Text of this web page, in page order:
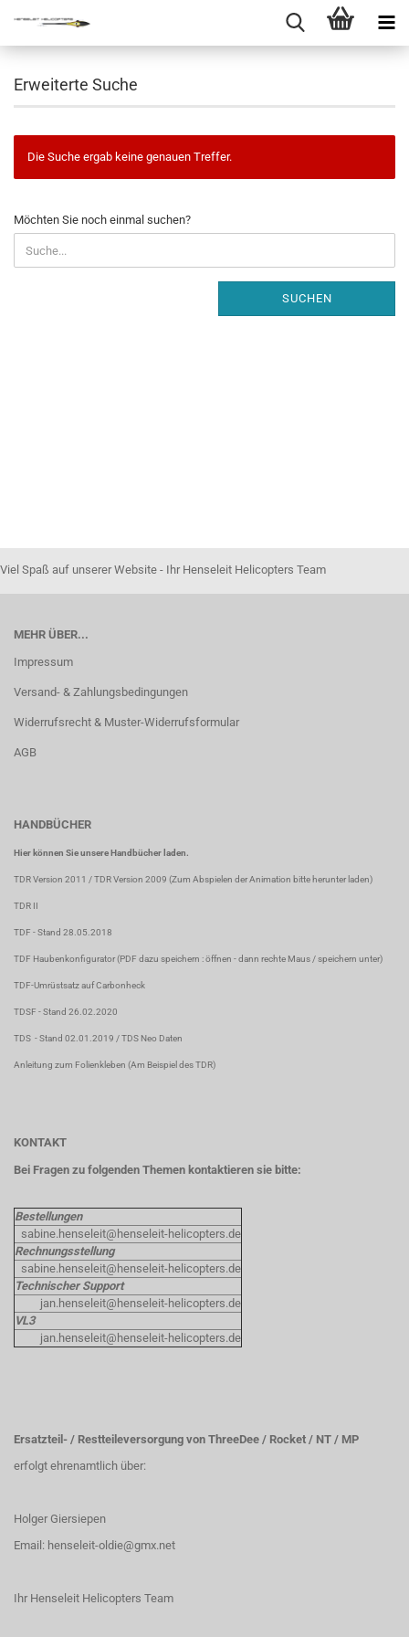
Erweiterte Suche
Die Suche ergab keine genauen Treffer.
MÖCHTEN
SIE
NOCH
EINMAL
Möchten Sie noch einmal suchen?
SUCHEN
Viel Spaß auf unserer Website - Ihr Henseleit Helicopters Team
MEHR ÜBER...
Impressum
Versand- & Zahlungsbedingungen
Widerrufsrecht & Muster-Widerrufsformular
AGB
HANDBÜCHER
Hier können Sie unsere Handbücher laden.
TDR Version 2011 /TDR Version 2009 (Zum Abspielen der Animation bitte herunter laden)
TDR II
TDF - Stand 28.05.2018
TDF Haubenkonfigurator(PDF dazu speichern : öffnen - dann rechte Maus / speichern unter)
TDF-Umrüstsatz auf Carbonheck
TDSF - Stand 26.02.2020
TDS - Stand 02.01.2019 /TDS Neo Daten
Anleitung zum Folienkleben (Am Beispiel des TDR)
KONTAKT
Bei Fragen zu folgenden Themen kontaktieren sie bitte:
Bestellungen
sabine.henseleit@henseleit-helicopters.de
Rechnungsstellung
sabine.henseleit@henseleit-helicopters.de
Technischer Support
jan.henseleit@henseleit-helicopters.de
VL3
jan.henseleit@henseleit-helicopters.de
Ersatzteil- / Restteileversorgung von ThreeDee / Rocket / NT / MP
erfolgt ehrenamtlich über:
Holger Giersiepen
Email: henseleit-oldie@gmx.net
Ihr Henseleit Helicopters Team